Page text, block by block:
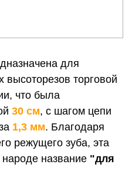
для
высоторезов торговой
что была
30 см, с шагом цепи
1,3 мм. Благодаря
режущего зуба, эта
название "для